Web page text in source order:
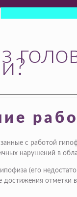
с работой
нарушений в
(его
достижения отметки